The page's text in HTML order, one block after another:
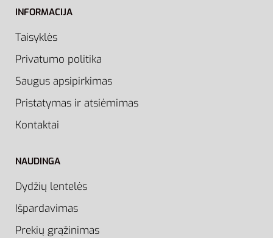
INFORMACIJA
Taisyklės
Privatumo politika
Saugus apsipirkimas
Pristatymas ir atsiėmimas
Kontaktai
NAUDINGA
Dydžių lentelės
Išpardavimas
Prekių grąžinimas